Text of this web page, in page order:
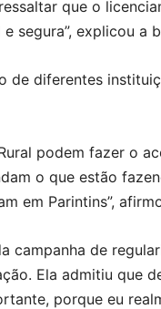
que o
segura”, explicou a
de diferentes
podem fazer o
o que estão
em Parintins”,
campanha de
Ela admitiu que
porque eu